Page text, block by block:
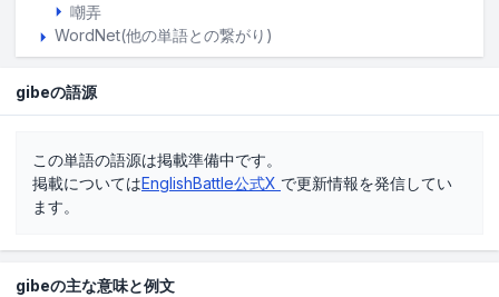
嘲弄
WordNet(他の単語との繋がり)
gibeの語源
この単語の語源は掲載準備中です。
掲載についてはEnglishBattle公式X で更新情報を発信してい
ます。
gibeの主な意味と例文